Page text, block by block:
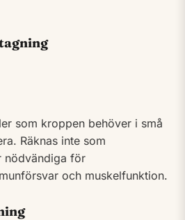
som kroppen behöver i små
Räknas inte som
nödvändiga för
och muskelfunktion.